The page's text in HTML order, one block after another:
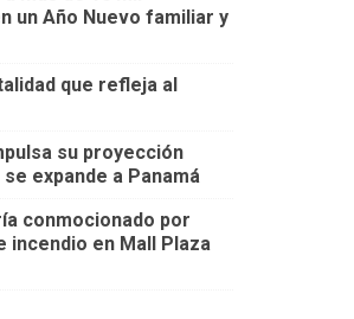
un Año Nuevo familiar y
que refleja al
su proyección
expande a Panamá
conmocionado por
incendio en Mall Plaza